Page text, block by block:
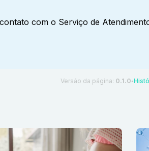
com o Serviço de
Versão da página: 0.1.0 ●